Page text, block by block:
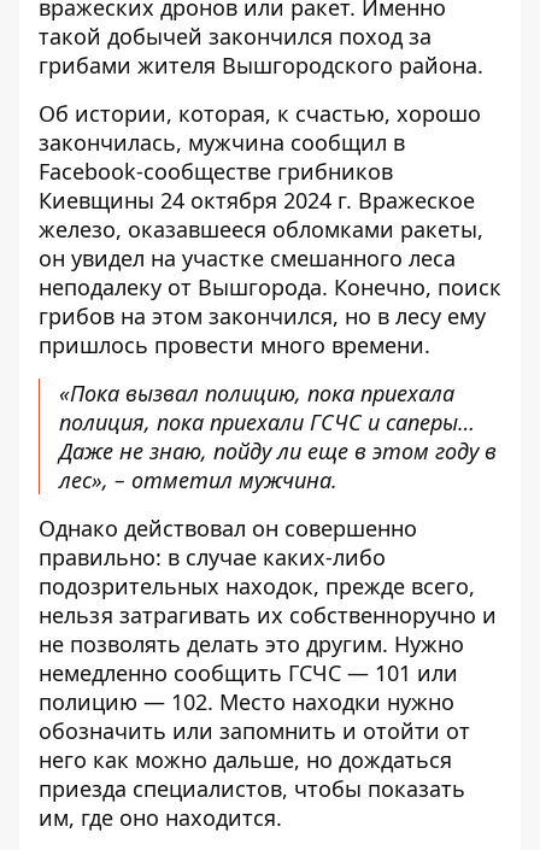
вражеских дронов или ракет. Именно
такой добычей закончился поход за
грибами жителя Вышгородского района.
Об истории, которая, к счастью, хорошо
закончилась, мужчина сообщил в
Facebook-сообществе грибников
Киевщины 24 октября 2024 г. Вражеское
железо, оказавшееся обломками ракеты,
он увидел на участке смешанного леса
неподалеку от Вышгорода. Конечно, поиск
грибов на этом закончился, но в лесу ему
пришлось провести много времени.
«Пока вызвал полицию, пока приехала
полиция, пока приехали ГСЧС и саперы…
Даже не знаю, пойду ли еще в этом году в
лес», – отметил мужчина.
Однако действовал он совершенно
правильно: в случае каких-либо
подозрительных находок, прежде всего,
нельзя затрагивать их собственноручно и
не позволять делать это другим. Нужно
немедленно сообщить ГСЧС — 101 или
полицию — 102. Место находки нужно
обозначить или запомнить и отойти от
него как можно дальше, но дождаться
приезда специалистов, чтобы показать
им, где оно находится.